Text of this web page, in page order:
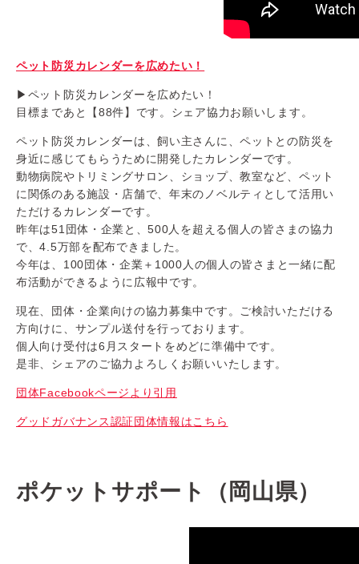
ペット防災カレンダーを広めたい！
▶ペット防災カレンダーを広めたい！
目標まであと【88件】です。シェア協力お願いします。
ペット防災カレンダーは、飼い主さんに、ペットとの防災を
身近に感じてもらうために開発したカレンダーです。
動物病院やトリミングサロン、ショップ、教室など、ペット
に関係のある施設・店舗で、年末のノベルティとして活用い
ただけるカレンダーです。
昨年は51団体・企業と、500人を超える個人の皆さまの協力
で、4.5万部を配布できました。
今年は、100団体・企業＋1000人の個人の皆さまと一緒に配
布活動ができるように広報中です。
現在、団体・企業向けの協力募集中です。ご検討いただける
方向けに、サンプル送付を行っております。
個人向け受付は6月スタートをめどに準備中です。
是非、シェアのご協力よろしくお願いいたします。
団体Facebookページより引用
グッドガバナンス認証団体情報はこちら
ポケットサポート（岡山県）